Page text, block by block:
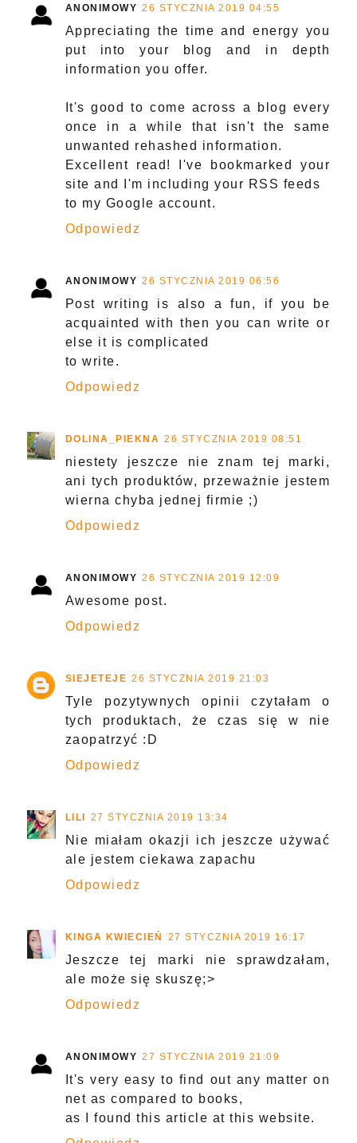
ANONIMOWY 26 STYCZNIA 2019 04:55
Appreciating the time and energy you
put into your blog and in depth
information you offer.
It's good to come across a blog every
once in a while that isn't the same
unwanted rehashed information.
Excellent read! I've bookmarked your
site and I'm including your RSS feeds
to my Google account.
Odpowiedz
ANONIMOWY 26 STYCZNIA 2019 06:56
Post writing is also a fun, if you be
acquainted with then you can write or
else it is complicated
to write.
Odpowiedz
DOLINA_PIEKNA 26 STYCZNIA 2019 08:51
niestety jeszcze nie znam tej marki,
ani tych produktów, przeważnie jestem
wierna chyba jednej firmie ;)
Odpowiedz
ANONIMOWY 26 STYCZNIA 2019 12:09
Awesome post.
Odpowiedz
SIEJETEJE 26 STYCZNIA 2019 21:03
Tyle pozytywnych opinii czytałam o
tych produktach, że czas się w nie
zaopatrzyć :D
Odpowiedz
LILI 27 STYCZNIA 2019 13:34
Nie miałam okazji ich jeszcze używać
ale jestem ciekawa zapachu
Odpowiedz
KINGA KWIECIEŃ 27 STYCZNIA 2019 16:17
Jeszcze tej marki nie sprawdzałam,
ale może się skuszę;>
Odpowiedz
ANONIMOWY 27 STYCZNIA 2019 21:09
It's very easy to find out any matter on
net as compared to books,
as I found this article at this website.